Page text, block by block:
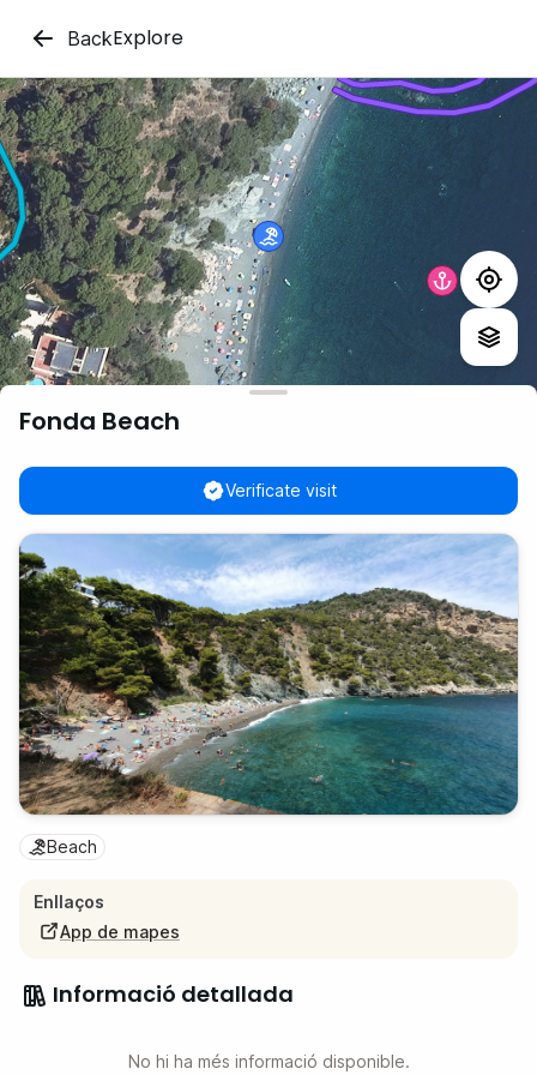
BackExplore
Fonda Beach
Verificate visit
Beach
Enllaços
App de mapes
Informació detallada
No hi ha més informació disponible.